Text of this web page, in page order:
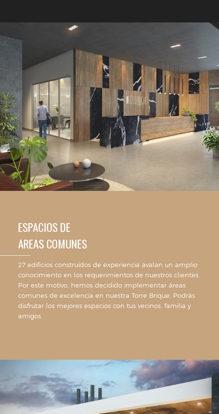
ESPACIOS DE
AREAS COMUNES
27 edificios construídos de experiencia avalan un amplio
conocimiento en los requerimientos de nuestros clientes.
Por este motivo, hemos decidido implementar áreas
comunes de excelencia en nuestra Torre Brique. Podrás
disfrutar los mejores espacios con tus vecinos, familia y
amigos.